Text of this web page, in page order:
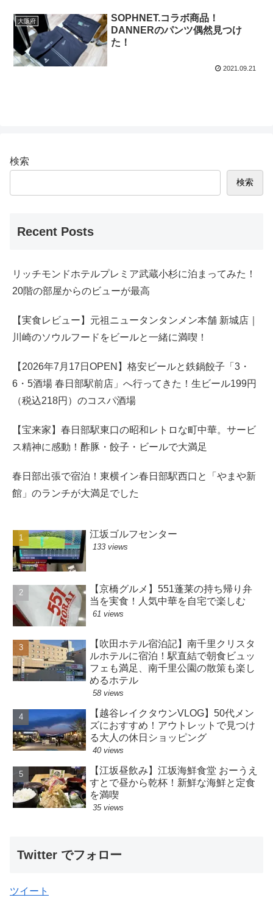
大阪府
SOPHNET.コラボ商品！
DANNERのパンツ偶然見つけ
た！
2021.09.21
検索
検索
Recent Posts
リッチモンドホテルプレミア武蔵小杉に泊まってみた！
20階の部屋からのビューが最高
【実食レビュー】元祖ニュータンタンメン本舗 新城店｜
川崎のソウルフードをビールと一緒に満喫！
【2026年7月17日OPEN】格安ビールと鉄鍋餃子「3・
6・5酒場 春日部駅前店」へ行ってきた！生ビール199円
（税込218円）のコスパ酒場
【宝来家】春日部駅東口の昭和レトロな町中華。サービ
ス精神に感動！酢豚・餃子・ビールで大満足
春日部出張で宿泊！東横イン春日部駅西口と「やまや新
館」のランチが大満足でした
江坂ゴルフセンター
133 views
【京橋グルメ】551蓬莱の持ち帰り弁
当を実食！人気中華を自宅で楽しむ
61 views
【吹田ホテル宿泊記】南千里クリスタ
ルホテルに宿泊！駅直結で朝食ビュッ
フェも満足、南千里公園の散策も楽し
めるホテル
58 views
【越谷レイクタウンVLOG】50代メン
ズにおすすめ！アウトレットで見つけ
る大人の休日ショッピング
40 views
【江坂昼飲み】江坂海鮮食堂 おーうえ
すとで昼から乾杯！新鮮な海鮮と定食
を満喫
35 views
Twitter でフォロー
ツイート